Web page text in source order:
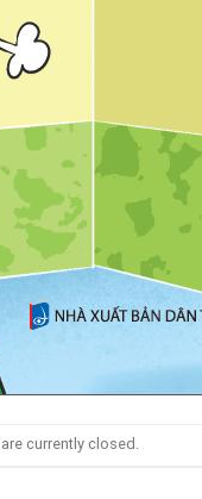
currently closed.